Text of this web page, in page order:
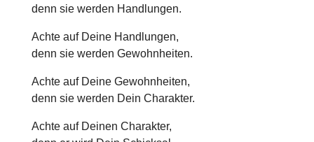
denn sie werden Handlungen.
Achte auf Deine Handlungen,
denn sie werden Gewohnheiten.
Achte auf Deine Gewohnheiten,
denn sie werden Dein Charakter.
Achte auf Deinen Charakter,